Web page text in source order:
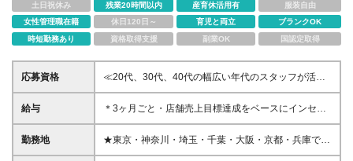
土日祝休み
残業20時間以内 産育休活用有
服装自由
女性管理職在籍
休日120日～ 育児と両立
ブランクOK
時短勤務あり
資格取得支援 副業OK 国認定取得
応募資格
≪20代、30代、40代の幅広い年代のスタッフが活躍
中≫ ◇学歴不問 ◇未経験OK ≪こんな方はぜひご応募
ください≫ ◇「食」に興味がある方 ◇年齢を重ねて
で働きたい方 ◇流行に左右されない製品を自信をも
って提案したい方
給与
＊3ヶ月ごと・店舗売上目標達成をベースにインセン
ティブ支給あり ＊中には1回あたりの支給で34万円以
上のインセンティブをもらったスタッフも！ 月給23
勤務地
★東京・神奈川・埼玉・千葉・大阪・京都・兵庫で採
用強化中！★ ＊勤務地は希望を考慮して決定いたし